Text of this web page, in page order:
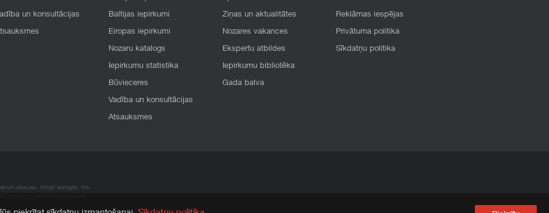
un konsultācijas Baltijas iepirkumi
Eiropas iepirkumi
Nozaru katalogs
Iepirkumu statistika
Būvieceres
Vadība un konsultācijas
Atsauksmes
Ziņas un aktualitātes
Nozares vakances
Ekspertu atbildes
Iepirkumu bibliotēka
Gada balva
Reklāmas iespējas
Privātuma politika
Sīkdatņu politika
atļaujas, stingri aizliegta. SIA